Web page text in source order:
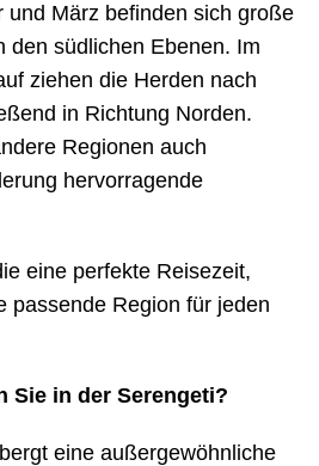
und März befinden sich große
den südlichen Ebenen. Im
ziehen die Herden nach
in Richtung Norden.
Regionen auch
hervorragende
eine perfekte Reisezeit,
passende Region für jeden
Sie in der Serengeti?
eine außergewöhnliche